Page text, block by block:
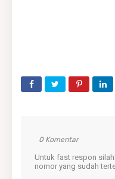
0 Komentar
Untuk fast respon
nomor yang sudah